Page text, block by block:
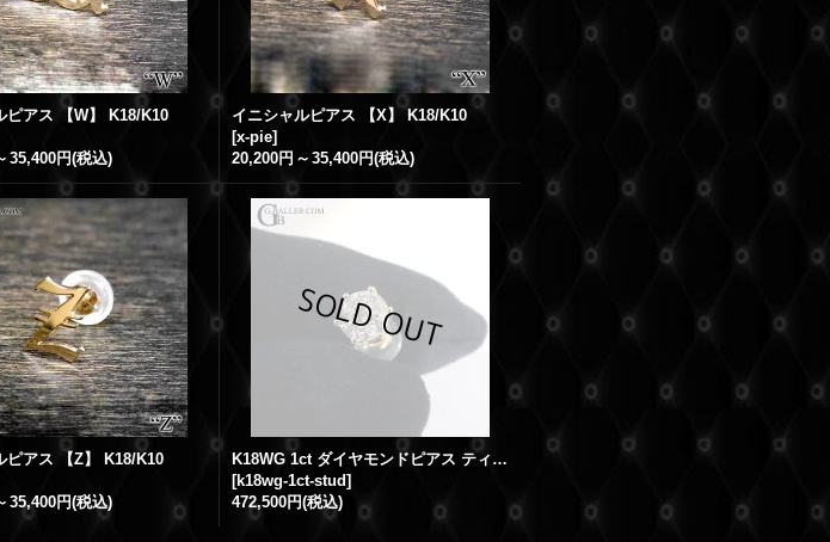
ピアス 【W】 K18/K10
35,400円(税込)
イニシャルピアス 【X】 K18/K10
[x-pie]
20,200円 ～ 35,400円(税込)
ピアス 【Z】 K18/K10
35,400円(税込)
K18WG 1ct ダイヤモンドピアス ティファニー 6本爪 シリコンキャッチ
[k18wg-1ct-stud]
472,500円(税込)